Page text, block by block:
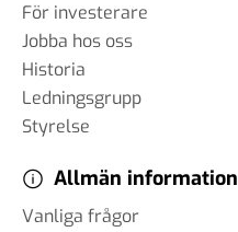
För investerare
Jobba hos oss
Historia
Ledningsgrupp
Styrelse
Allmän information
Vanliga frågor